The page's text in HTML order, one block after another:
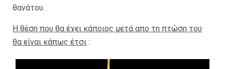
θανάτου.
Η θέση που θα έχει κάποιος μετά απο τη πτώση του
θα είναι κάπως έτσι :